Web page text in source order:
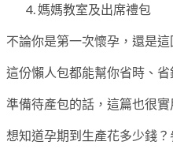
媽媽教室及出席禮包
不論你是第一次懷孕，還是這
這份懶人包都能幫你省時、省
準備待產包的話，這篇也很實
想知道孕期到生產花多少錢？